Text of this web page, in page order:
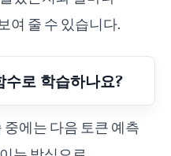
여 줄 수 있습니다.
수로 학습하나요?
에는 다음 토큰 예측